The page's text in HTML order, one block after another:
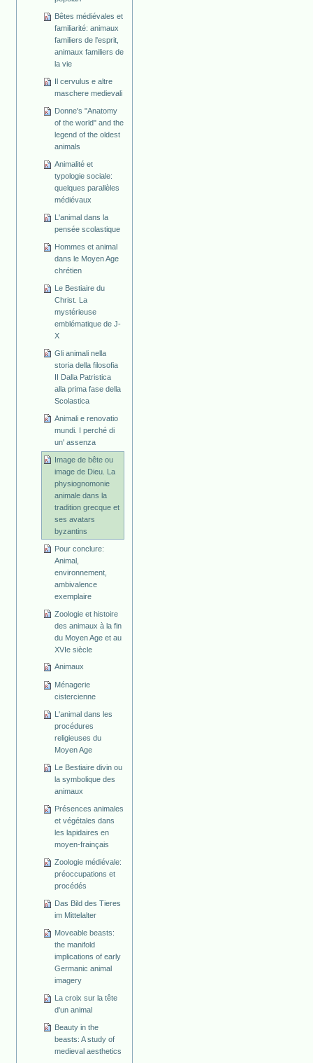
Bêtes médiévales et
familiarité: animaux
familiers de l'esprit,
animaux familiers de
la vie
Il cervulus e altre
maschere medievali
Donne's "Anatomy
of the world" and the
legend of the oldest
animals
Animalité et
typologie sociale:
quelques parallèles
médiévaux
L'animal dans la
pensée scolastique
Hommes et animal
dans le Moyen Age
chrétien
Le Bestiaire du
Christ. La
mystérieuse
emblématique de J-
X
Gli animali nella
storia della filosofia
II Dalla Patristica
alla prima fase della
Scolastica
Animali e renovatio
mundi. I perché di
un' assenza
Image de bête ou
image de Dieu. La
physiognomonie
animale dans la
tradition grecque et
ses avatars
byzantins
Pour conclure:
Animal,
environnement,
ambivalence
exemplaire
Zoologie et histoire
des animaux à la fin
du Moyen Age et au
XVIe siècle
Animaux
Ménagerie
cistercienne
L'animal dans les
procédures
religieuses du
Moyen Age
Le Bestiaire divin ou
la symbolique des
animaux
Présences animales
et végétales dans
les lapidaires en
moyen-frainçais
Zoologie médiévale:
préoccupations et
procédés
Das Bild des Tieres
im Mittelalter
Moveable beasts:
the manifold
implications of early
Germanic animal
imagery
La croix sur la tête
d'un animal
Beauty in the
beasts: A study of
medieval aesthetics